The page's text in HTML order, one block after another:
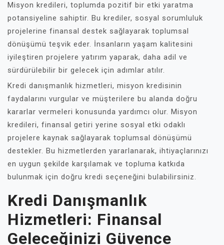
Misyon kredileri, toplumda pozitif bir etki yaratma
potansiyeline sahiptir. Bu krediler, sosyal sorumluluk
projelerine finansal destek sağlayarak toplumsal
dönüşümü teşvik eder. İnsanların yaşam kalitesini
iyileştiren projelere yatırım yaparak, daha adil ve
sürdürülebilir bir gelecek için adımlar atılır.
Kredi danışmanlık hizmetleri, misyon kredisinin
faydalarını vurgular ve müşterilere bu alanda doğru
kararlar vermeleri konusunda yardımcı olur. Misyon
kredileri, finansal getiri yerine sosyal etki odaklı
projelere kaynak sağlayarak toplumsal dönüşümü
destekler. Bu hizmetlerden yararlanarak, ihtiyaçlarınızı
en uygun şekilde karşılamak ve topluma katkıda
bulunmak için doğru kredi seçeneğini bulabilirsiniz.
Kredi Danışmanlık
Hizmetleri: Finansal
Geleceğinizi Güvence